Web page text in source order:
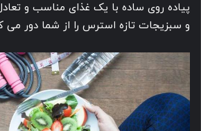
پیاده روی ساده با یک غذای مناسب و
و سبزیجات تازه استرس را از شما دور می